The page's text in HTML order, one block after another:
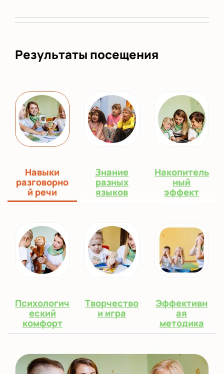
Результаты посещения
Навыки
разговорно
й речи
Знание
разных
языков
Накопитель
ный
эффект
Психологич
еский
комфорт
Творчество
и игра
Эффективн
ая
методика